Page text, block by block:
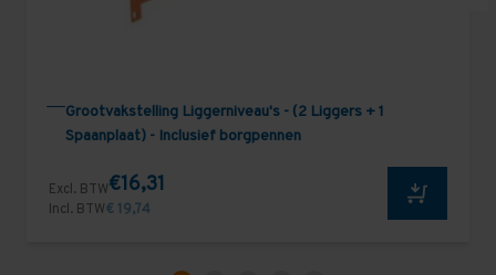
Grootvakstelling Liggerniveau's - (2 Liggers + 1
Spaanplaat) - Inclusief borgpennen
Excl. BTW€16,31
Incl. BTW€ 19,74